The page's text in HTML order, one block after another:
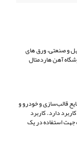
و صنعتی، ورق های
آهن هاردمتال
قالب‌سازی و خودرو و
دارد. کاربرد
جهت استفاده در یک